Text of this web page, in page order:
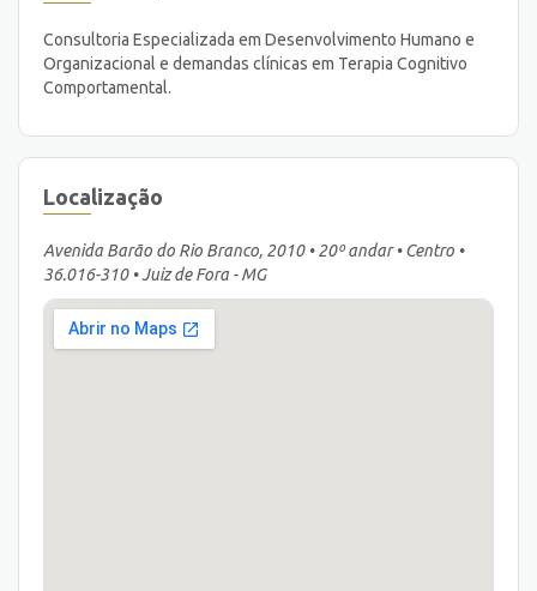
Consultoria Especializada em Desenvolvimento Humano e
Organizacional e demandas clínicas em Terapia Cognitivo
Comportamental.
Localização
Avenida Barão do Rio Branco, 2010 • 20º andar • Centro •
36.016-310 • Juiz de Fora - MG